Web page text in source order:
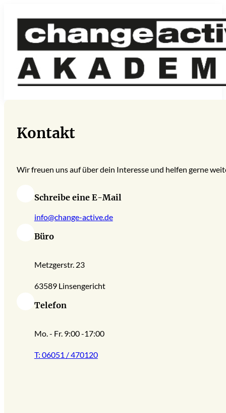
Kontakt
Wir freuen uns auf über dein Interesse und helfen gerne
Schreibe eine E-Mail
info@change-active.de
Büro
Metzgerstr. 23
63589 Linsengericht
Telefon
Mo. - Fr. 9:00 -17:00
T: 06051 / 470120